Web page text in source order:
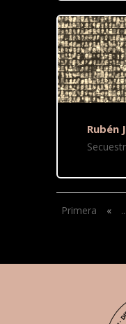
Rubén
Primera « ...